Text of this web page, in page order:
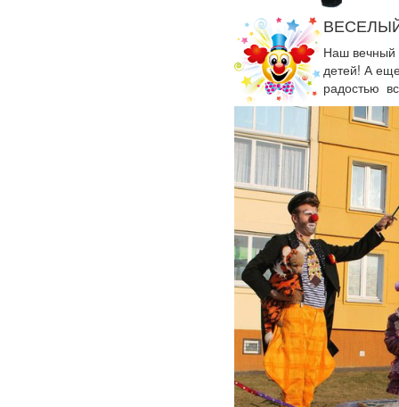
Наш вечный
детей! А
радостью